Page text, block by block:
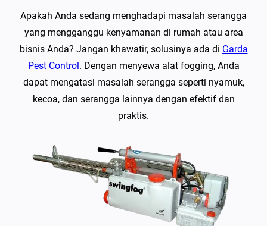
Apakah Anda sedang menghadapi masalah serangga
yang mengganggu kenyamanan di rumah atau area
bisnis Anda? Jangan khawatir, solusinya ada di Garda
Pest Control . Dengan menyewa alat fogging, Anda
dapat mengatasi masalah serangga seperti nyamuk,
kecoa, dan serangga lainnya dengan efektif dan
praktis.